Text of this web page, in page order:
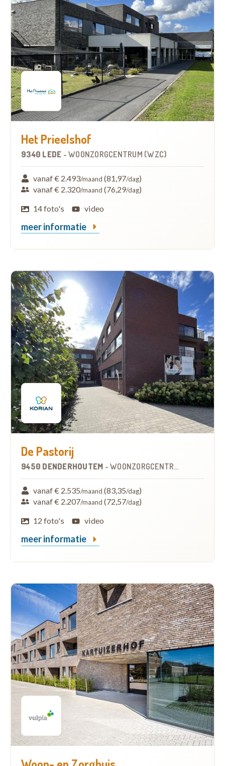
Het Prieelshof
9340 LEDE - WOONZORGCENTRUM (WZC)
vanaf € 2.493/maand (81,97/dag)
vanaf € 2.320/maand (76,29/dag)
14 foto's
video
meer informatie
De Pastorij
9450 DENDERHOUTEM - WOONZORGCENTRUM (WZC)
vanaf € 2.535/maand (83,35/dag)
vanaf € 2.207/maand (72,57/dag)
12 foto's
video
meer informatie